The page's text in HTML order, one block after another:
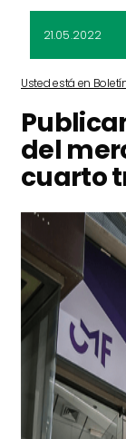
21.05.2022
Usted está en
del
cuarto